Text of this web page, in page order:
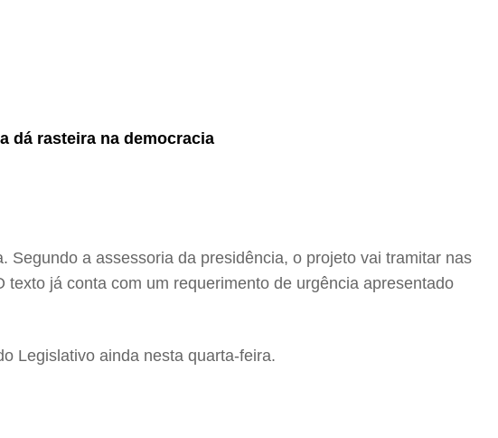
dá rasteira na democracia
a assessoria da presidência, o projeto vai tramitar nas
já conta com um requerimento de urgência apresentado
Legislativo ainda nesta quarta-feira.